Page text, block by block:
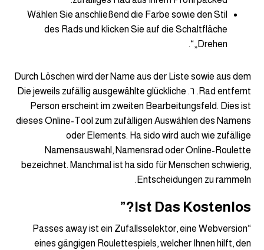
Wählen Sie anschließend die Farbe sowie den Stil
des Rads und klicken Sie auf die Schaltfläche
„Drehen“.
Durch Löschen wird der Name aus der Liste sowie aus dem
Rad entfernt. ٦. Die jeweils zufällig ausgewählte glückliche
Person erscheint im zweiten Bearbeitungsfeld. Dies ist
dieses Online-Tool zum zufälligen Auswählen des Namens
oder Elements. Ha sido wird auch wie zufällige
Namensauswahl, Namensrad oder Online-Roulette
bezeichnet. Manchmal ist ha sido für Menschen schwierig,
Entscheidungen zu rammeln.
Ist Das Kostenlos?”
“Passes away ist ein Zufallsselektor, eine Webversion
eines gängigen Roulettespiels, welcher Ihnen hilft, den